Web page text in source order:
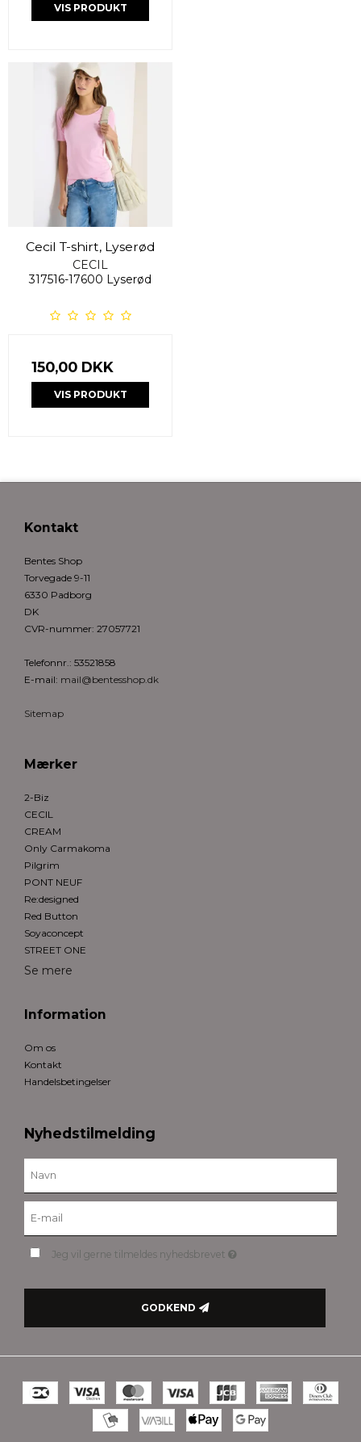
VIS PRODUKT
Cecil T-shirt, Lyserød
CECIL
317516-17600 Lyserød
150,00 DKK
VIS PRODUKT
Kontakt
Bentes Shop
Torvegade 9-11
6330 Padborg
DK
CVR-nummer: 27057721
Telefonnr.: 53521858
E-mail: mail@bentesshop.dk
Sitemap
Mærker
2-Biz
CECIL
CREAM
Only Carmakoma
Pilgrim
PONT NEUF
Re:designed
Red Button
Soyaconcept
STREET ONE
Se mere
Information
Om os
Kontakt
Handelsbetingelser
Nyhedstilmelding
Jeg vil gerne tilmeldes nyhedsbrevet
GODKEND